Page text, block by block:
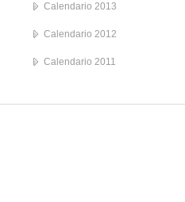
Calendario 2013
Calendario 2012
Calendario 2011